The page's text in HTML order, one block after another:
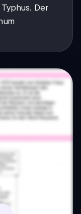
Der